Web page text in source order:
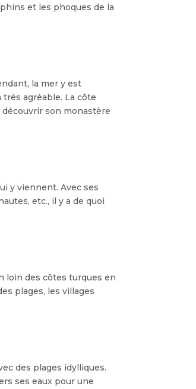
et les phoques de la
la mer y est
agréable. La côte
découvrir son monastère
y viennent. Avec ses
etc., il y a de quoi
loin des côtes turques en
plages, les villages
des plages idylliques.
ses eaux pour une